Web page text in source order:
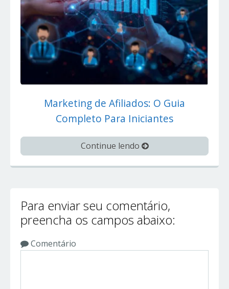
Marketing de Afiliados: O Guia
Completo Para Iniciantes
Continue lendo
Para enviar seu comentário,
preencha os campos abaixo:
Comentário